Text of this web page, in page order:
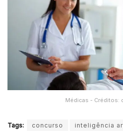
Médicas - Créditos:
Tags: concurso inteligência